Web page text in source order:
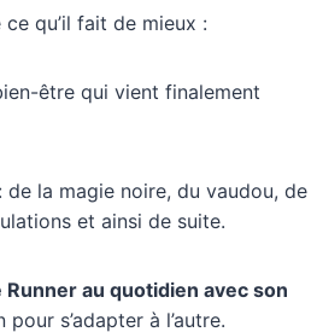
qu’il fait de mieux :
être qui vient finalement
de la magie noire, du vaudou, de
et ainsi de suite.
au quotidien avec son
s’adapter à l’autre.